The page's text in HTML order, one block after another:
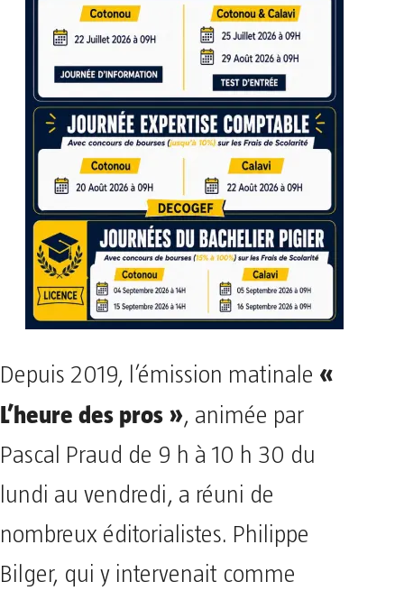
Depuis 2019, l’émission matinale «
L’heure des pros », animée par
Pascal Praud de 9 h à 10 h 30 du
lundi au vendredi, a réuni de
nombreux éditorialistes. Philippe
Bilger, qui y intervenait comme